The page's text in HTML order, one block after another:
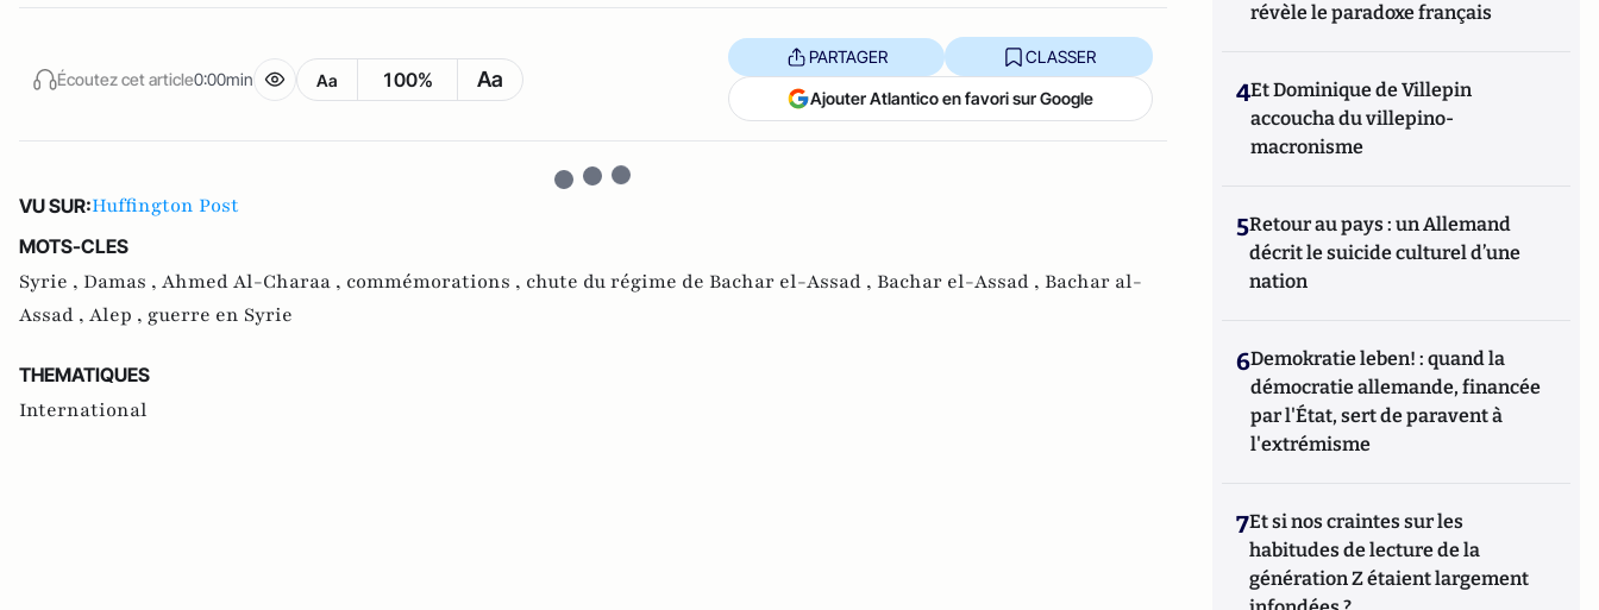
Écoutez cet article0:00min Aa 100% Aa
PARTAGER CLASSER
Ajouter Atlantico en favori sur Google
VU SUR:Huffington Post
MOTS-CLES
Syrie , Damas , Ahmed Al-Charaa , commémorations , chute du régime de Bachar el-Assad , Bachar el-Assad , Bachar al-
Assad , Alep , guerre en Syrie
THEMATIQUES
International
révèle le paradoxe français
4Et Dominique de Villepin
accoucha du villepino-
macronisme
5Retour au pays : un Allemand
décrit le suicide culturel d’une
nation
6Demokratie leben! : quand la
démocratie allemande, financée
par l'État, sert de paravent à
l'extrémisme
7Et si nos craintes sur les
habitudes de lecture de la
génération Z étaient largement